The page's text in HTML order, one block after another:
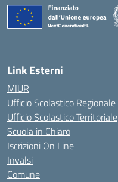
Link Esterni
MIUR
Ufficio Scolastico Regionale
Ufficio Scolastico Territoriale
Scuola in Chiaro
Iscrizioni On Line
Invalsi
Comune